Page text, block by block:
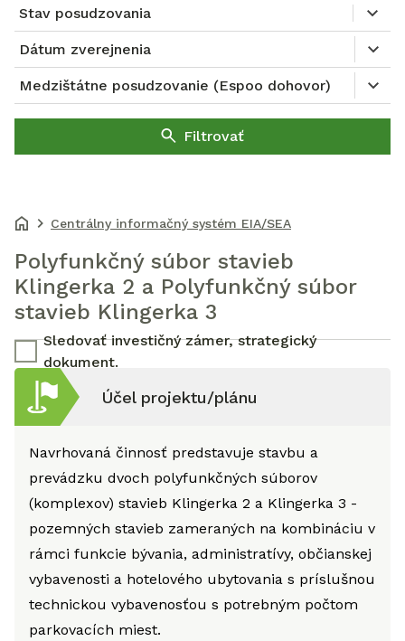
Stav posudzovania
Dátum zverejnenia
Medzištátne posudzovanie (Espoo dohovor)
Filtrovať
Centrálny informačný systém EIA/SEA
Polyfunkčný súbor stavieb
Klingerka 2 a Polyfunkčný súbor
stavieb Klingerka 3
Sledovať investičný zámer, strategický
dokument.
Účel projektu/plánu
Navrhovaná činnosť predstavuje stavbu a
prevádzku dvoch polyfunkčných súborov
(komplexov) stavieb Klingerka 2 a Klingerka 3 -
pozemných stavieb zameraných na kombináciu v
rámci funkcie bývania, administratívy, občianskej
vybavenosti a hotelového ubytovania s príslušnou
technickou vybavenosťou s potrebným počtom
parkovacích miest.